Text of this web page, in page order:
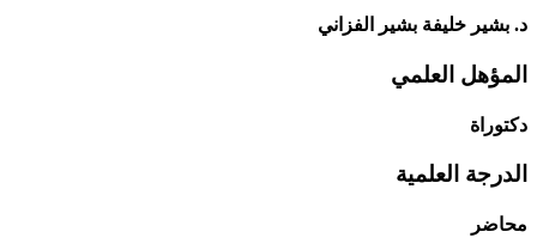
د. بشير خليفة بشير الفزاني
المؤهل العلمي
دكتوراة
الدرجة العلمية
محاضر